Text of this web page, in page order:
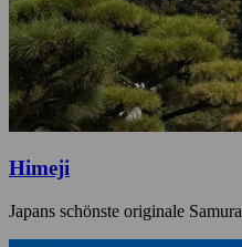
Himeji
Japans schönste originale